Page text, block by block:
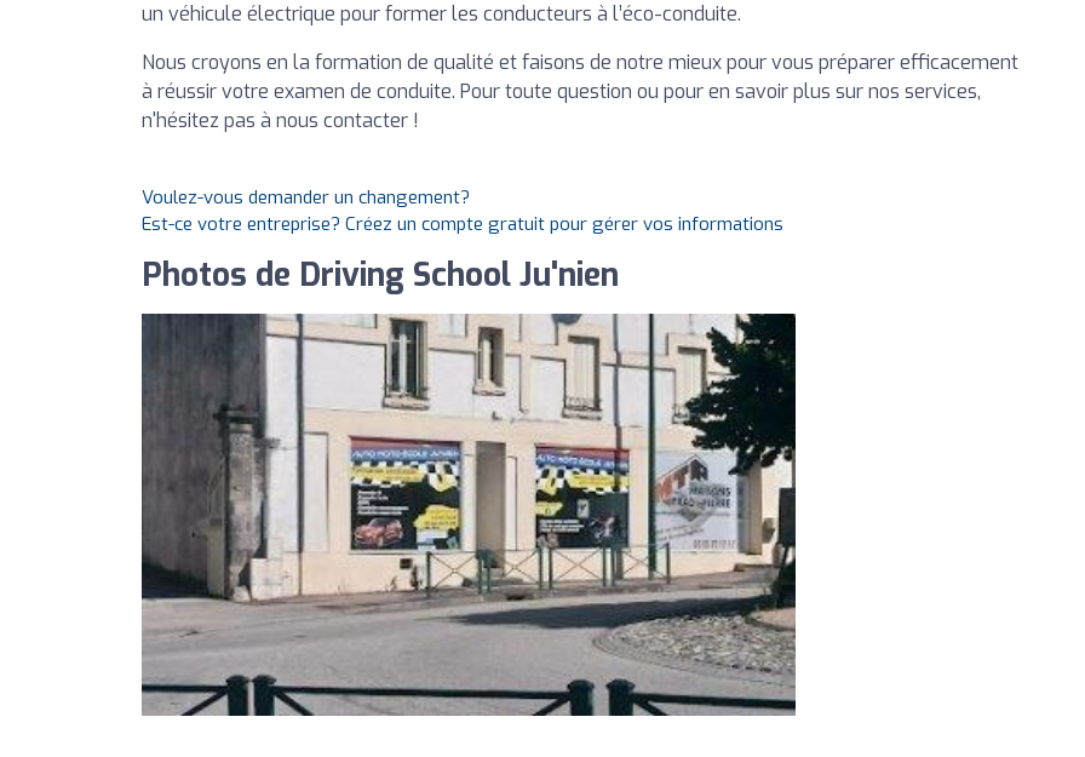
un véhicule électrique pour former les conducteurs à l’éco-conduite.
Nous croyons en la formation de qualité et faisons de notre mieux pour vous préparer efficacement
à réussir votre examen de conduite. Pour toute question ou pour en savoir plus sur nos services,
n'hésitez pas à nous contacter !
Voulez-vous demander un changement?
Est-ce votre entreprise? Créez un compte gratuit pour gérer vos informations
Photos de Driving School Ju'nien